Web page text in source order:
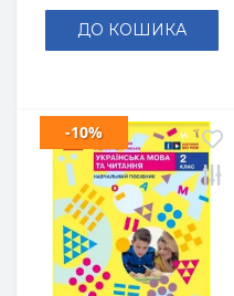
ДО КОШИКА
-10%